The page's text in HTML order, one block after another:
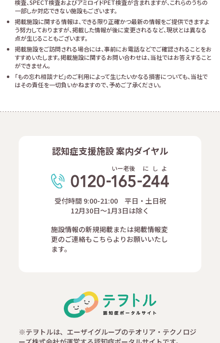
検査、SPECT検査およびアミロイドPET検査が含まれますが、これらのうちの
一部しか対応できない施設もございます。
掲載施設に関する情報は、できる限り正確かつ最新の情報をご提供できますよ
う努力しておりますが、掲載した情報が後に変更されるなど、現状とは異なる
点が生じることもございます。
掲載施設をご訪問される場合には、事前にお電話などでご確認されることをお
すすめいたします。掲載施設に関するお問い合わせは、当社ではお答えすること
ができません。
「もの忘れ相談ナビ」のご利用によって生じたいかなる損害についても、当社で
はその責任を一切負いかねますので、予めご了承ください。
認知症支援施設 案内ダイヤル
いー老後 に し よ
受付時間 9:00-21:00 平日・土日祝
12月30日～1月3日は除く
施設情報の新規掲載または掲載情報変
更のご連絡もこちらよりお願いいたし
ます。
※テヲトルは、エーザイグループのテオリア・テクノロジ